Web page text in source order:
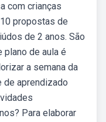
com crianças
propostas de
de 2 anos. São
de aula é
a semana da
de aprendizado
Para elaborar